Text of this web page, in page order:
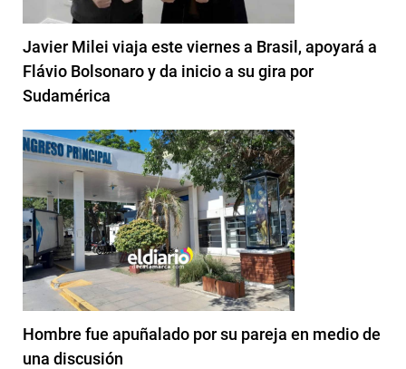
Javier Milei viaja este viernes a Brasil, apoyará a
Flávio Bolsonaro y da inicio a su gira por
Sudamérica
Hombre fue apuñalado por su pareja en medio de
una discusión